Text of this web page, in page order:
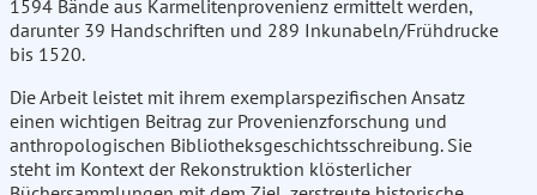
1594 Bände aus Karmelitenprovenienz ermittelt werden,
darunter 39 Handschriften und 289 Inkunabeln/Frühdrucke
bis 1520.
Die Arbeit leistet mit ihrem exemplarspezifischen Ansatz
einen wichtigen Beitrag zur Provenienzforschung und
anthropologischen Bibliotheksgeschichtsschreibung. Sie
steht im Kontext der Rekonstruktion klösterlicher